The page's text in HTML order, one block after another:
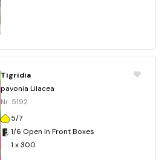
Tigridia
pavonia Lilacea
Nr. 5192
5/7
1/6 Open In Front Boxes
1 x 300